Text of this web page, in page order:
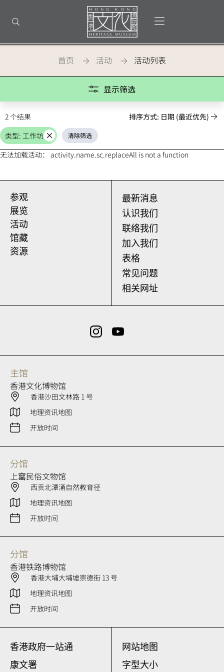
部
打开搜索
首
页
打开选单
首页 活动 活动列表
显示筛选
2 个结果
排序方式: 日期 (最近优先)
类型: 工作坊 取
消
清除筛选
无法加载活动： activity.name.sc.replaceAll is not a function
参观
展览
活动
馆藏
资源
最新消息
认识我们
联络我们
加入我们
表格
常见问题
相关网址
主馆
香港文化博物馆
香港沙田文林路 1 号
地理资讯地图
开放时间
分馆
上窰民俗文物馆
西贡北潭涌自然教育径
地理资讯地图
开放时间
分馆
香港铁路博物馆
香港大埔大埔墟崇德街 13 号
地理资讯地图
开放时间
香港政府一站通
康文署
网站地图
字型大小